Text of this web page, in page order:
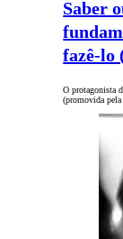
Saber
fazê-lo
O protagonista
(promovida